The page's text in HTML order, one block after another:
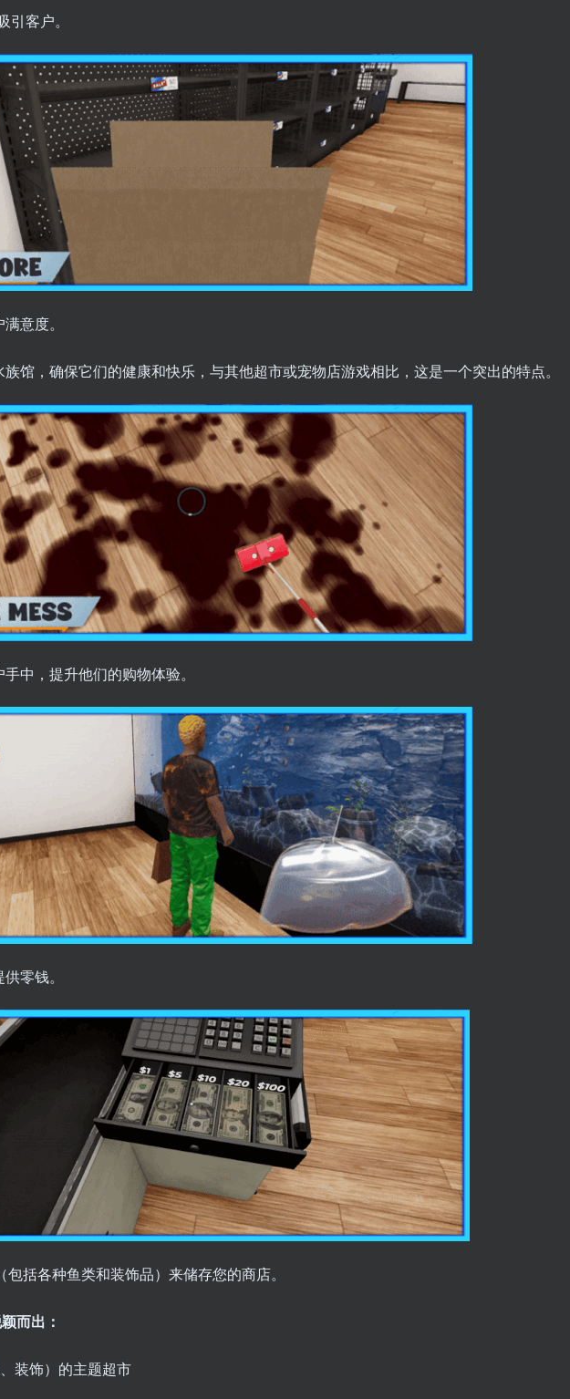
客户。
意度。
馆，确保它们的健康和快乐，与其他超市或宠物店游戏相比，这是一个突出的特点。
中，提升他们的购物体验。
零钱。
包括各种鱼类和装饰品）来储存您的商店。
而出：
装饰）的主题超市